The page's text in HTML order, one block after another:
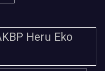
Heru Eko